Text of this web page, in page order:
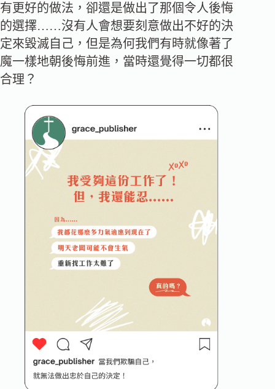
有更好的做法，卻還是做出了那個令人後悔
的選擇……沒有人會想要刻意做出不好的決
定來毀滅自己，但是為何我們有時就像著了
魔一樣地朝後悔前進，當時還覺得一切都很
合理？